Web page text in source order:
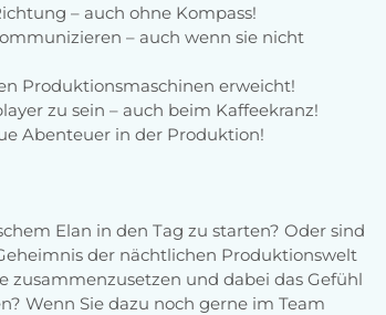
– auch ohne Kompass!
– auch wenn sie nicht
Produktionsmaschinen erweicht!
zu sein – auch beim Kaffeekranz!
Abenteuer in der Produktion!
Elan in den Tag zu starten? Oder sind
der nächtlichen Produktionswelt
zusammenzusetzen und dabei das Gefühl
Wenn Sie dazu noch gerne im Team